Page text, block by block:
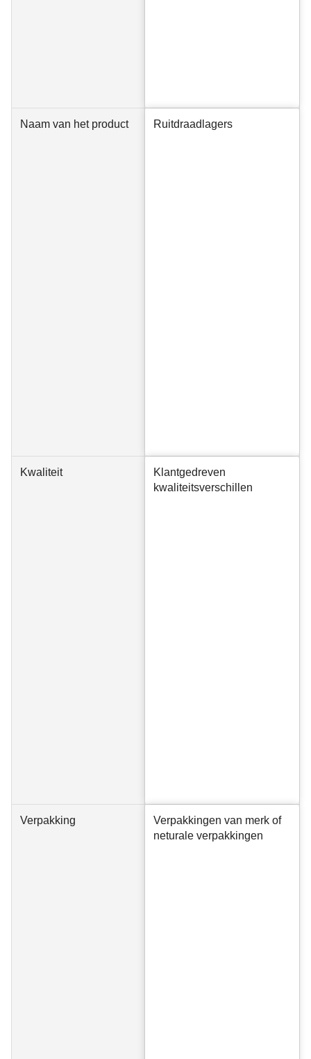
Naam van het product Ruitdraadlagers
Kwaliteit
Klantgedreven
kwaliteitsverschillen
Verpakking
Verpakkingen van merk of
neturale verpakkingen